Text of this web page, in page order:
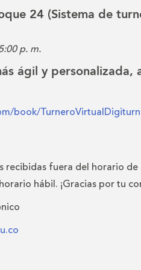
24 (Sistema de
p. m.
ágil y personalizada,
book/
recibidas fuera del horario de
hábil. ¡Gracias por tu